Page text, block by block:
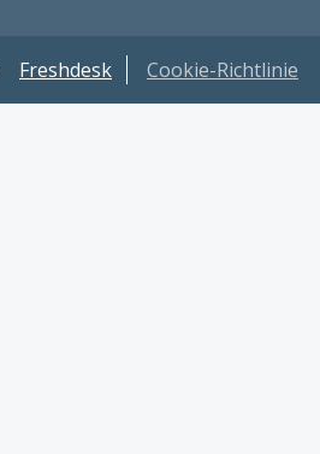
Freshdesk Cookie-Richtlinie